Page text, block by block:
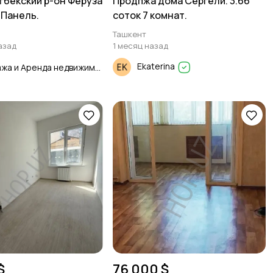
соток 7 комнат.
Ташкент
1 месяц назад
Ekaterina
76 000 $